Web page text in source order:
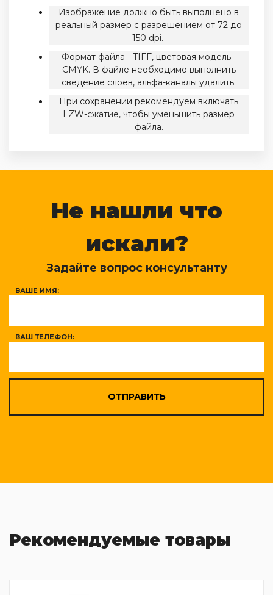
Изображение должно быть выполнено в
реальный размер с разрешением от 72 до
150 dpi.
Формат файла - TIFF, цветовая модель -
CMYK. В файле необходимо выполнить
сведение слоев, альфа-каналы удалить.
При сохранении рекомендуем включать
LZW-сжатие, чтобы уменьшить размер
файла.
Не нашли что
искали?
Задайте вопрос консультанту
ВАШЕ ИМЯ:
ВАШ ТЕЛЕФОН:
ОТПРАВИТЬ
Рекомендуемые товары